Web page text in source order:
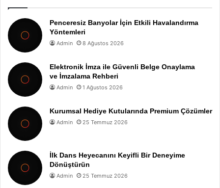
Penceresiz Banyolar İçin Etkili Havalandırma
Yöntemleri
Admin 8 Ağustos 2026
Elektronik İmza ile Güvenli Belge Onaylama
ve İmzalama Rehberi
Admin 1 Ağustos 2026
Kurumsal Hediye Kutularında Premium Çözümler
Admin 25 Temmuz 2026
İlk Dans Heyecanını Keyifli Bir Deneyime
Dönüştürün
Admin 25 Temmuz 2026